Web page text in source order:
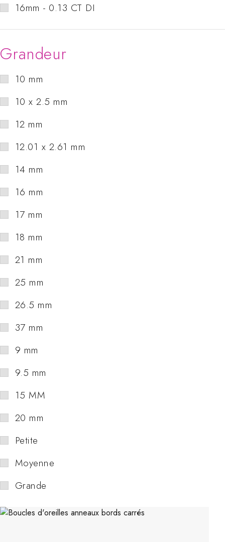
16mm - 0.13 CT DI
Grandeur
10 mm
10 x 2.5 mm
12 mm
12.01 x 2.61 mm
14 mm
16 mm
17 mm
18 mm
21 mm
25 mm
26.5 mm
37 mm
9 mm
9.5 mm
15 MM
20 mm
Petite
Moyenne
Grande